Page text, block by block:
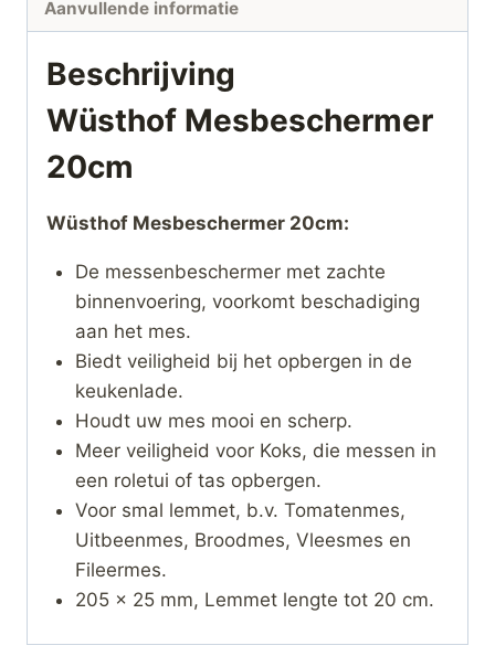
Aanvullende informatie
Beschrijving
Wüsthof Mesbeschermer
20cm
Wüsthof Mesbeschermer 20cm:
De messenbeschermer met zachte
binnenvoering, voorkomt beschadiging
aan het mes.
Biedt veiligheid bij het opbergen in de
keukenlade.
Houdt uw mes mooi en scherp.
Meer veiligheid voor Koks, die messen in
een roletui of tas opbergen.
Voor smal lemmet, b.v. Tomatenmes,
Uitbeenmes, Broodmes, Vleesmes en
Fileermes.
205 x 25 mm, Lemmet lengte tot 20 cm.